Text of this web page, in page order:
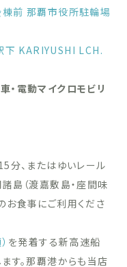
前 那覇市役所駐輪場
下 KARIYUSHI LCH.
・電動マイクロモビリ
分、またはゆいレール
島（渡嘉敷島・座間味
お食事にご利用くださ
を発着する新高速船
ます。那覇港からも当店